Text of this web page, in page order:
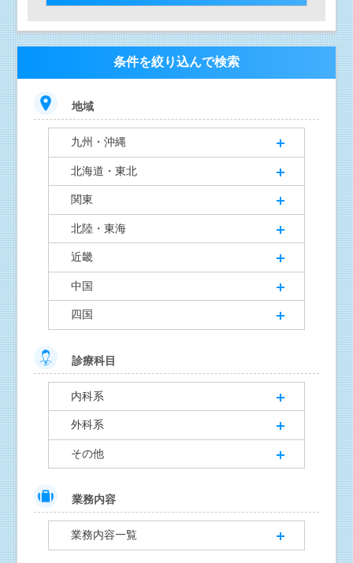
条件を絞り込んで検索
地域
九州・沖縄
北海道・東北
関東
北陸・東海
近畿
中国
四国
診療科目
内科系
外科系
その他
業務内容
業務内容一覧